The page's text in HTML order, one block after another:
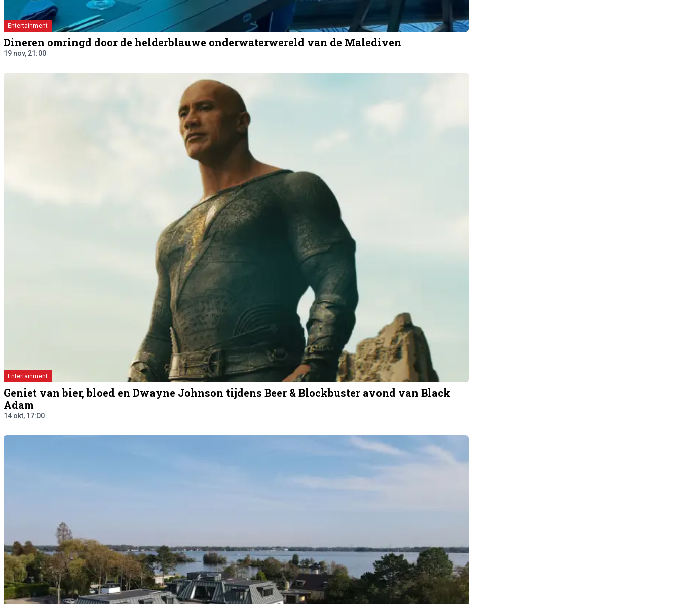
Entertainment
Dineren omringd door de helderblauwe onderwaterwereld van de Malediven
19 nov, 21:00
Entertainment
Geniet van bier, bloed en Dwayne Johnson tijdens Beer & Blockbuster avond van Black
Adam
14 okt, 17:00